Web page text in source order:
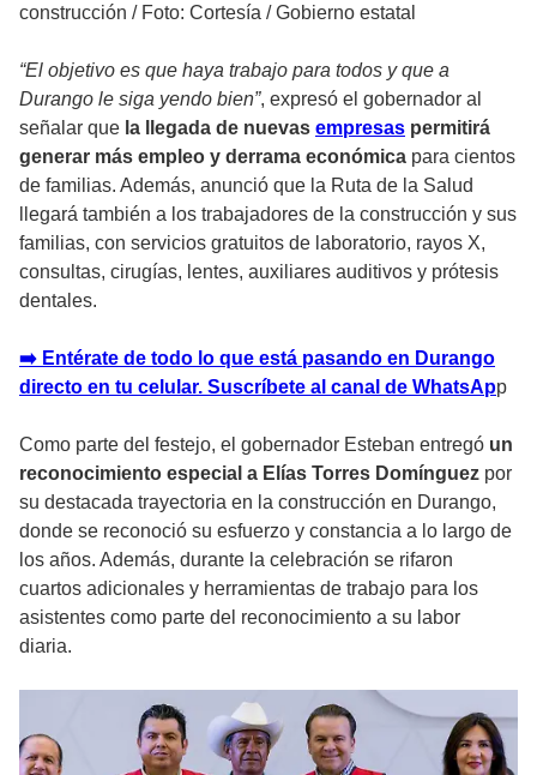
construcción / Foto: Cortesía / Gobierno estatal
“El objetivo es que haya trabajo para todos y que a
Durango le siga yendo bien”, expresó el gobernador al
señalar que la llegada de nuevas empresas permitirá
generar más empleo y derrama económica para cientos
de familias. Además, anunció que la Ruta de la Salud
llegará también a los trabajadores de la construcción y sus
familias, con servicios gratuitos de laboratorio, rayos X,
consultas, cirugías, lentes, auxiliares auditivos y prótesis
dentales.
➡️ Entérate de todo lo que está pasando en Durango
directo en tu celular. Suscríbete al canal de WhatsApp
Como parte del festejo, el gobernador Esteban entregó un
reconocimiento especial a Elías Torres Domínguez por
su destacada trayectoria en la construcción en Durango,
donde se reconoció su esfuerzo y constancia a lo largo de
los años. Además, durante la celebración se rifaron
cuartos adicionales y herramientas de trabajo para los
asistentes como parte del reconocimiento a su labor
diaria.